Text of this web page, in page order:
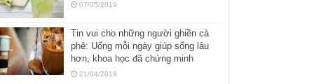
07/05/2019
Tin vui cho những người ghiền cà
phê: Uống mỗi ngày giúp sống lâu
hơn, khoa học đã chứng minh
21/04/2019